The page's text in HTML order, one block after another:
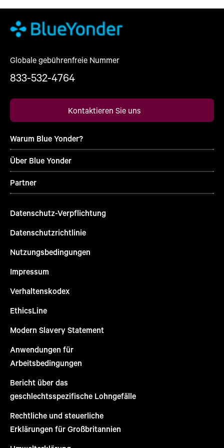
Globale gebührenfreie Nummer
833-532-4764
Kontaktieren Sie uns
Warum Blue Yonder?
Über Blue Yonder
Partner
Datenschutz-Verpflichtung
Datenschutzrichtlinie
Nutzungsbedingungen
Impressum
Verhaltenskodex
EthicsLine
Modern Slavery Statement
Anwendungen für
Arbeitsbedingungen
Bericht über das
geschlechtsspezifische Lohngefälle
Rechtliche und steuerliche
Erklärungen für Großbritannien